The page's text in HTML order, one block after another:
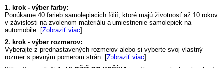
1. krok - výber farby:
Ponúkame 40 farieb samolepiacich fólií, ktoré majú životnosť až 10 rokov
v závislosti na zvolenom materiálu a umiestnenie samolepiek na
automobile. [Zobraziť viac]
2. krok - výber rozmerov:
Vyberajte z prednastavených rozmerov alebo si vyberte svoj vlastný
rozmer s pevným pomerom strán. [Zobraziť viac]